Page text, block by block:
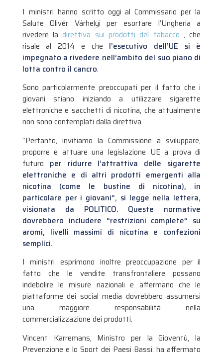
I ministri hanno scritto oggi al Commissario per la
Salute Olivér Várhelyi per esortare l’Ungheria a
rivedere ladirettiva sui prodotti del tabacco , che
risale al 2014 e che l’esecutivo dell’UE si è
impegnato a rivedere nell’ambito del suo piano di
lotta contro il cancro.
Sono particolarmente preoccupati per il fatto che i
giovani stiano iniziando a utilizzare sigarette
elettroniche e sacchetti di nicotina, che attualmente
non sono contemplati dalla direttiva.
“Pertanto, invitiamo la Commissione a sviluppare,
proporre e attuare una legislazione UE a prova di
futuro per ridurre l’attrattiva delle sigarette
elettroniche e di altri prodotti emergenti alla
nicotina (come le bustine di nicotina), in
particolare per i giovani”, si legge nella lettera,
visionata da POLITICO. Queste normative
dovrebbero includere “restrizioni complete” su
aromi, livelli massimi di nicotina e confezioni
semplici.
I ministri esprimono inoltre preoccupazione per il
fatto che le vendite transfrontaliere possano
indebolire le misure nazionali e affermano che le
piattaforme dei social media dovrebbero assumersi
una maggiore responsabilità nella
commercializzazione dei prodotti.
Vincent Karremans, Ministro per la Gioventù, la
Prevenzione e lo Sport dei Paesi Bassi, ha affermato